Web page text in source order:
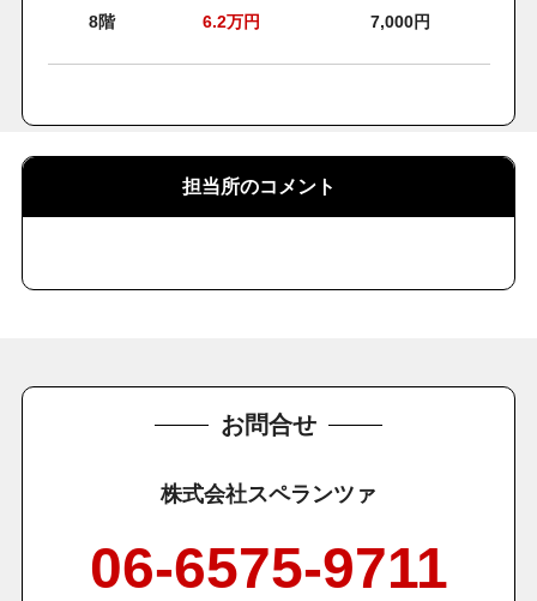
8階 6.2万円 7,000円
担当所のコメント
お問合せ
株式会社スペランツァ
06-6575-9711